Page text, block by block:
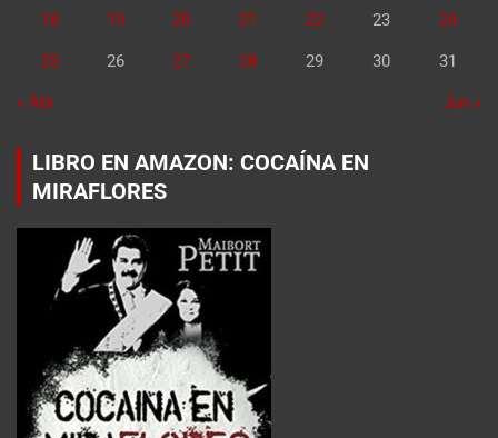
18 19 20 21 22 23 24
25 26 27 28 29 30 31
« Abr Jun »
LIBRO EN AMAZON: COCAÍNA EN
MIRAFLORES